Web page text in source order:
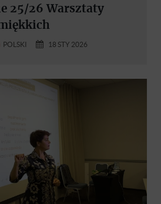
25/26 Warsztaty
POLSKI 18 STY 2026